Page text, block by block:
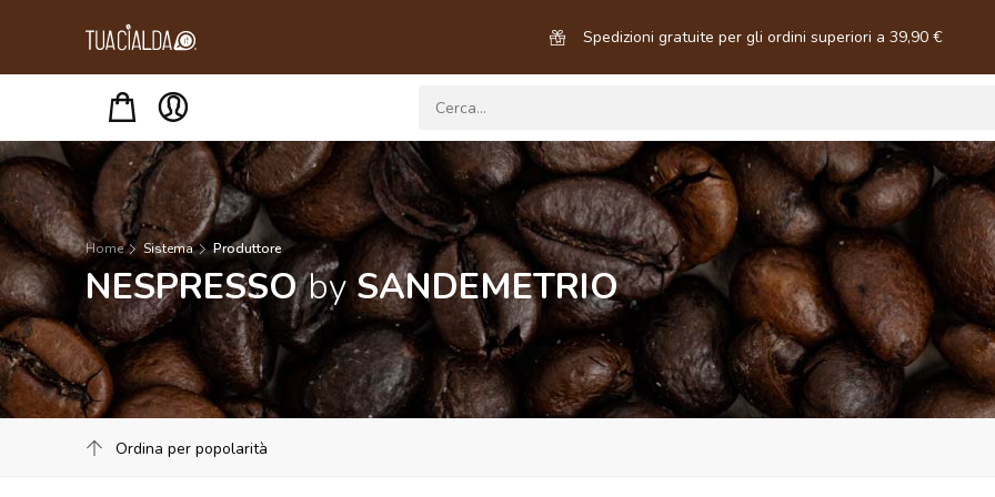
Spedizioni gratuite per gli ordini superiori a 39,90 €
Home Sistema Produttore
NESPRESSOby SANDEMETRIO